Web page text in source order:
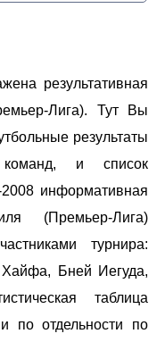
результативная
Лига). Тут Вы
результаты
команд, и список
информативная
(Премьер-Лига)
турнира:
Бней Иегуда,
таблица
по отдельности по